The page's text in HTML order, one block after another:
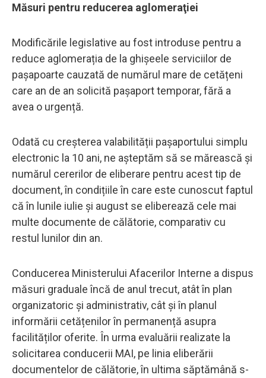
Măsuri pentru reducerea aglomeraţiei
Modificările legislative au fost introduse pentru a
reduce aglomerația de la ghișeele serviciilor de
pașapoarte cauzată de numărul mare de cetățeni
care an de an solicită pașaport temporar, fără a
avea o urgență.
Odată cu creșterea valabilității pașaportului simplu
electronic la 10 ani, ne așteptăm să se mărească și
numărul cererilor de eliberare pentru acest tip de
document, în condițiile în care este cunoscut faptul
că în lunile iulie și august se eliberează cele mai
multe documente de călătorie, comparativ cu
restul lunilor din an.
Conducerea Ministerului Afacerilor Interne a dispus
măsuri graduale încă de anul trecut, atât în plan
organizatoric și administrativ, cât și în planul
informării cetățenilor în permanență asupra
facilităților oferite. În urma evaluării realizate la
solicitarea conducerii MAI, pe linia eliberării
documentelor de călătorie, în ultima săptămână s-